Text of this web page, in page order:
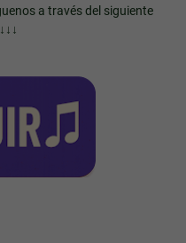
a través del siguiente